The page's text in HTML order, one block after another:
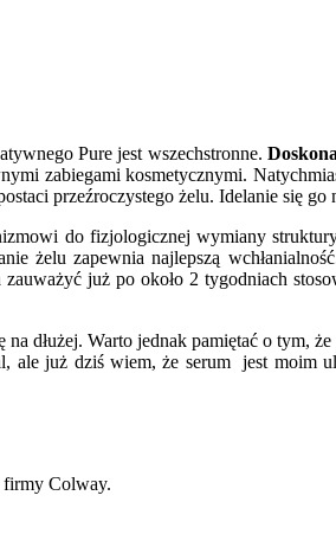
Pure jest wszechstronne.
zabiegami kosmetycznymi.
przeźroczystego żelu. Idelanie się go
do fizjologicznej wymiany
żelu zapewnia najlepszą
już po około 2 tygodniach
dłużej. Warto jednak pamiętać o tym,
ale już dziś wiem, że serum jest moim
firmy Colway.